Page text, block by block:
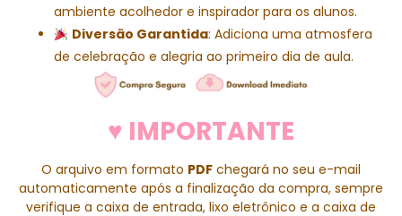
ambiente acolhedor e inspirador para os alunos.
Diversão Garantida: Adiciona uma atmosfera
de celebração e alegria ao primeiro dia de aula.
♥ IMPORTANTE
O arquivo em formato PDF chegará no seu e-mail
automaticamente após a finalização da compra, sempre
verifique a caixa de entrada, lixo eletrônico e a caixa de